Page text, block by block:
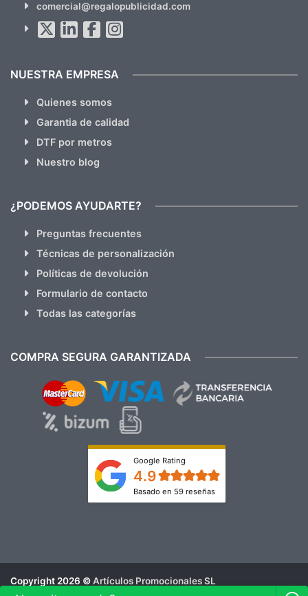
hacemos Spam)
comercial@regalopublicidad.com
NUESTRA EMPRESA
Quienes somos
Garantia de calidad
DTF por metros
Nuestro blog
¿PODEMOS AYUDARTE?
Preguntas frecuentes
Técnicas de personalización
Políticas de devolución
Formulario de contacto
Todas las categorías
COMPRA SEGURA GARANTIZADA
Google Rating
4.9
Basado en 59 reseñas
Copyright 2026 ©Artículos Promocionales SL